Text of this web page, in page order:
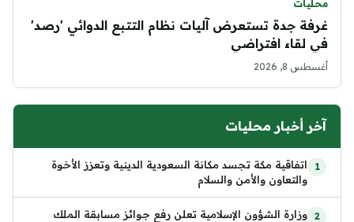
محليات
غرفة جدة تستعرض آليات نظام التتبع الدوائي 'رصد'
في لقاء افتراضي
أغسطس 8, 2026
آخر أخبار محليات
اتفاقية مكة تجسد مكانة السعودية الدينية وتعزز الأخوة
والتعاون والأمن والسلام
وزارة الشؤون الإسلامية تعلن رفع جوائز مسابقة الملك